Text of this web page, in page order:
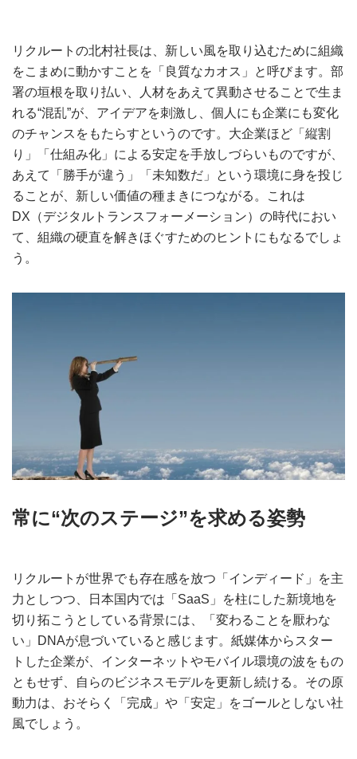
リクルートの北村社長は、新しい風を取り込むために組織
をこまめに動かすことを「良質なカオス」と呼びます。部
署の垣根を取り払い、人材をあえて異動させることで生ま
れる“混乱”が、アイデアを刺激し、個人にも企業にも変化
のチャンスをもたらすというのです。大企業ほど「縦割
り」「仕組み化」による安定を手放しづらいものですが、
あえて「勝手が違う」「未知数だ」という環境に身を投じ
ることが、新しい価値の種まきにつながる。これは
DX（デジタルトランスフォーメーション）の時代におい
て、組織の硬直を解きほぐすためのヒントにもなるでしょ
う。
常に“次のステージ”を求める姿勢
リクルートが世界でも存在感を放つ「インディード」を主
力としつつ、日本国内では「SaaS」を柱にした新境地を
切り拓こうとしている背景には、「変わることを厭わな
い」DNAが息づいていると感じます。紙媒体からスター
トした企業が、インターネットやモバイル環境の波をもの
ともせず、自らのビジネスモデルを更新し続ける。その原
動力は、おそらく「完成」や「安定」をゴールとしない社
風でしょう。